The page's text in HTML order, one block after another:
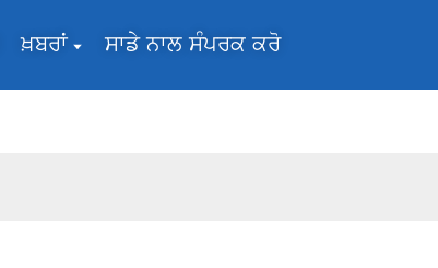
ਖ਼ਬਰਾਂ ਸਾਡੇ ਨਾਲ ਸੰਪਰਕ ਕਰੋ